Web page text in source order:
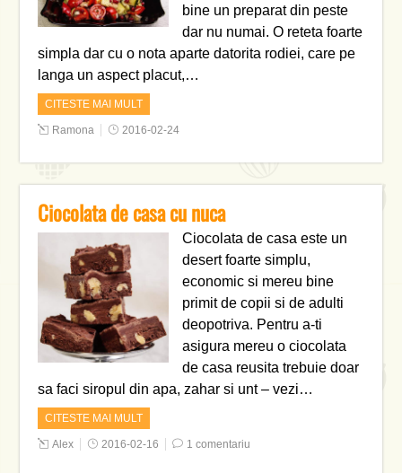
bine un preparat din peste
dar nu numai. O reteta foarte
simpla dar cu o nota aparte datorita rodiei, care pe
langa un aspect placut,…
CITESTE MAI MULT
Ramona 2016-02-24
Ciocolata de casa cu nuca
Ciocolata de casa este un
desert foarte simplu,
economic si mereu bine
primit de copii si de adulti
deopotriva. Pentru a-ti
asigura mereu o ciocolata
de casa reusita trebuie doar
sa faci siropul din apa, zahar si unt – vezi…
CITESTE MAI MULT
Alex 2016-02-16 1 comentariu